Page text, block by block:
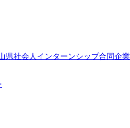
県社会人インターンシップ合同企